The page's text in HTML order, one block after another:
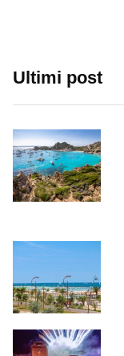
Ultimi post